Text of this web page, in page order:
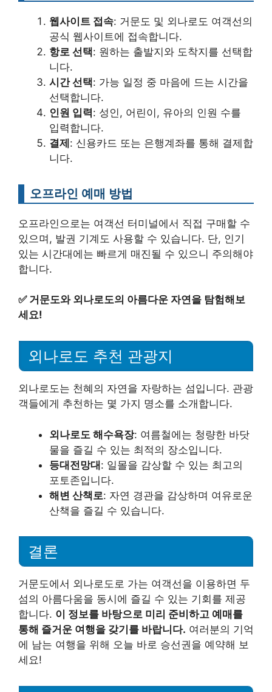
웹사이트 접속: 거문도 및 외나로도 여객선의
공식 웹사이트에 접속합니다.
항로 선택: 원하는 출발지와 도착지를 선택합
니다.
시간 선택: 가능 일정 중 마음에 드는 시간을
선택합니다.
인원 입력: 성인, 어린이, 유아의 인원 수를
입력합니다.
결제: 신용카드 또는 은행계좌를 통해 결제합
니다.
오프라인 예매 방법
오프라인으로는 여객선 터미널에서 직접 구매할 수
있으며, 발권 기계도 사용할 수 있습니다. 단, 인기
있는 시간대에는 빠르게 매진될 수 있으니 주의해야
합니다.
✅ 거문도와 외나로도의 아름다운 자연을 탐험해보
세요!
외나로도 추천 관광지
외나로도는 천혜의 자연을 자랑하는 섬입니다. 관광
객들에게 추천하는 몇 가지 명소를 소개합니다.
외나로도 해수욕장: 여름철에는 청량한 바닷
물을 즐길 수 있는 최적의 장소입니다.
등대전망대: 일몰을 감상할 수 있는 최고의
포토존입니다.
해변 산책로: 자연 경관을 감상하며 여유로운
산책을 즐길 수 있습니다.
결론
거문도에서 외나로도로 가는 여객선을 이용하면 두
섬의 아름다움을 동시에 즐길 수 있는 기회를 제공
합니다. 이 정보를 바탕으로 미리 준비하고 예매를
통해 즐거운 여행을 갖기를 바랍니다. 여러분의 기억
에 남는 여행을 위해 오늘 바로 승선권을 예약해 보
세요!